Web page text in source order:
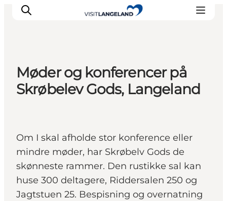
Discover
Planning
Møder og konferencer på
Skrøbelev Gods, Langeland
Om I skal afholde stor konference eller
mindre møder, har Skrøbelv Gods de
skønneste rammer. Den rustikke sal kan
huse 300 deltagere, Riddersalen 250 og
Jagtstuen 25. Bespisning og overnatning